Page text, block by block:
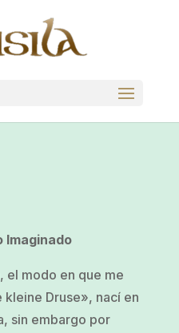
Imaginado
el modo en que me
kleine Druse», nací en
sin embargo por